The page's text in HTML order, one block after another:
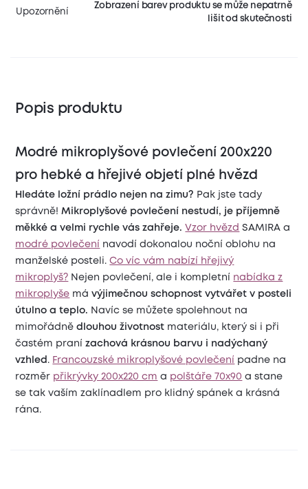
Upozornění
Zobrazení barev produktu se může nepatrně
lišit od skutečnosti
Popis produktu
Modré mikroplyšové povlečení 200x220
pro hebké a hřejivé objetí plné hvězd
Hledáte ložní prádlo nejen na zimu? Pak jste tady
správně!Mikroplyšové povlečení nestudí, je příjemně
měkké a velmi rychle vás zahřeje. Vzor hvězd SAMIRA a
modré povlečení
navodí dokonalou noční oblohu na
manželské posteli.Co víc vám nabízí hřejivý
mikroplyš? Nejen povlečení, ale i kompletní
nabídka z
mikroplyše mávýjimečnou schopnost vytvářet v posteli
útulno a teplo. Navíc se můžete spolehnout na
mimořádnědlouhou životnost materiálu, který si i při
častém pranízachová krásnou barvu i nadýchaný
vzhled . Francouzské mikroplyšové povlečení
padne na
rozměr přikrývky 200x220 cm a polštáře 70x90 a stane
se tak vaším zaklínadlem pro klidný spánek a krásná
rána.